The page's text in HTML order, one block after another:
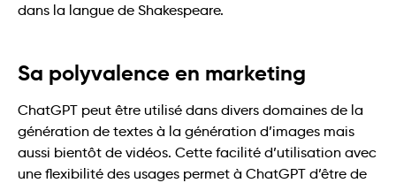
dans la langue de Shakespeare.
Sa polyvalence en marketing
ChatGPT peut être utilisé dans divers domaines de la
génération de textes à la génération d’images mais
aussi bientôt de vidéos. Cette facilité d’utilisation avec
une flexibilité des usages permet à ChatGPT d’être de